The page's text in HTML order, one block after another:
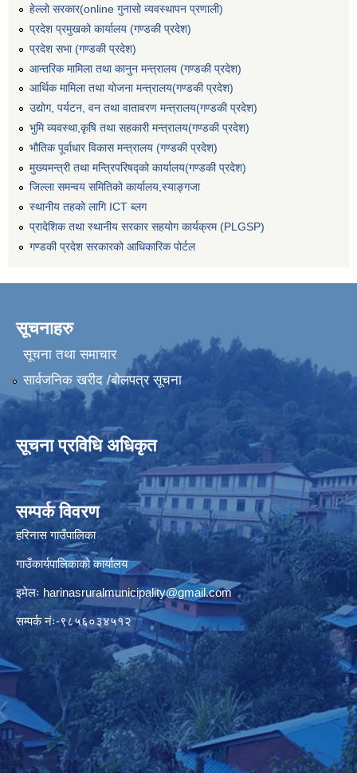
हेल्लो सरकार(online गुनासो व्यवस्थापन प्रणाली)
प्रदेश प्रमुखको कार्यालय (गण्डकी प्रदेश)
प्रदेश सभा (गण्डकी प्रदेश)
आन्तरिक मामिला तथा कानुन मन्त्रालय (गण्डकी प्रदेश)
आर्थिक मामिला तथा योजना मन्त्रालय(गण्डकी प्रदेश)
उद्योग, पर्यटन, वन तथा वातावरण मन्त्रालय(गण्डकी प्रदेश)
भुमि व्यवस्था,कृषि तथा सहकारी मन्त्रालय(गण्डकी प्रदेश)
भौतिक पूर्वाधार विकास मन्त्रालय (गण्डकी प्रदेश)
मुख्यमन्त्री तथा मन्त्रिपरिषद्को कार्यालय(गण्डकी प्रदेश)
जिल्ला समन्वय समितिको कार्यालय,स्याङ्गजा
स्थानीय तहको लागि ICT ब्लग
प्रादेशिक तथा स्थानीय सरकार सहयोग कार्यक्रम (PLGSP)
गण्डकी प्रदेश सरकारको आधिकारिक पोर्टल
सूचनाहरु
सूचना तथा समाचार
सार्वजनिक खरीद /बोलपत्र सूचना
सूचना प्रविधि अधिकृत
सम्पर्क विवरण
हरिनास गाउँपालिका
गाउँकार्यपालिकाको कार्यालय
इमेलः harinasruralmunicipality@gmail.com
सम्पर्क नंः-९८५६०३४५१२